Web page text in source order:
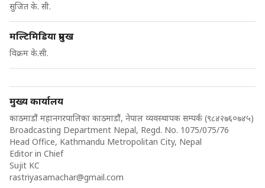
सुजित के. सी.
मल्टिमिडिया प्रमुख
विक्रम के.सी.
मुख्य कार्यालय
काठमाडौं महानगरपालिका काठमाडौं, नेपाल व्यवस्थापक सम्पर्क (९८४२७६०७४५)
Broadcasting Department Nepal, Regd. No. 1075/075/76
Head Office, Kathmandu Metropolitan City, Nepal
Editor in Chief
Sujit KC
rastriyasamachar@gmail.com